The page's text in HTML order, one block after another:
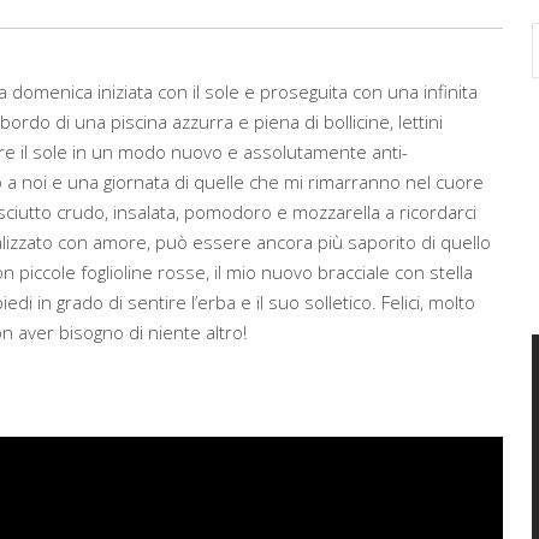
domenica iniziata con il sole e proseguita con una infinita
di una piscina azzurra e piena di bollicine, lettini
il sole in un modo nuovo e assolutamente anti-
noi e una giornata di quelle che mi rimarranno nel cuore
crudo, insalata, pomodoro e mozzarella a ricordarci
con amore, può essere ancora più saporito di quello
piccole foglioline rosse, il mio nuovo bracciale con stella
in grado di sentire l’erba e il suo solletico. Felici, molto
aver bisogno di niente altro!